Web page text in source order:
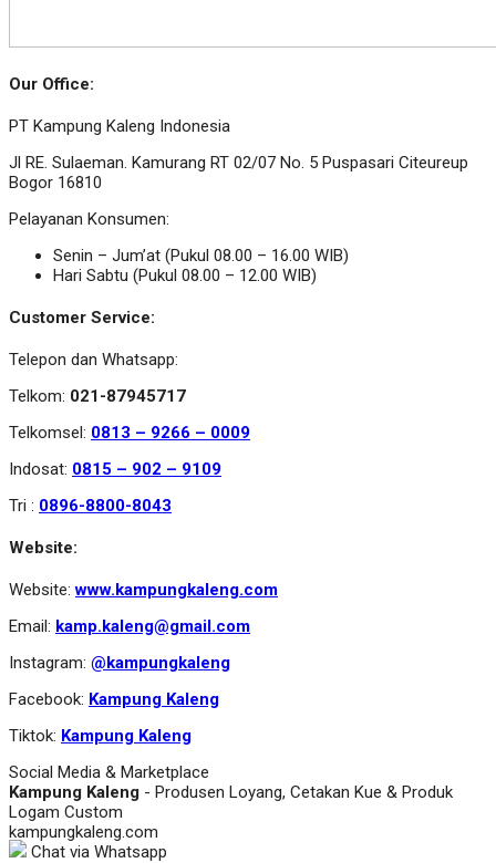
Our Office:
PT Kampung Kaleng Indonesia
Jl RE. Sulaeman. Kamurang RT 02/07 No. 5 Puspasari Citeureup
Bogor 16810
Pelayanan Konsumen:
Senin – Jum’at (Pukul 08.00 – 16.00 WIB)
Hari Sabtu (Pukul 08.00 – 12.00 WIB)
Customer Service:
Telepon dan Whatsapp:
Telkom: 021-87945717
Telkomsel: 0813 – 9266 – 0009
Indosat: 0815 – 902 – 9109
Tri : 0896-8800-8043
Website:
Website:www.kampungkaleng.com
Email: kamp.kaleng@gmail.com
Instagram: @kampungkaleng
Facebook: Kampung Kaleng
Tiktok: Kampung Kaleng
Social Media & Marketplace
Kampung Kaleng - Produsen Loyang, Cetakan Kue & Produk
Logam Custom
kampungkaleng.com
Chat via Whatsapp